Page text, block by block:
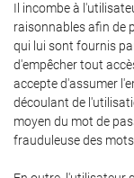
Il incombe à
raisonnables afin de
qui lui sont fournis
d'empêcher tout
accepte d'assumer
découlant de
moyen du mot de
frauduleuse des